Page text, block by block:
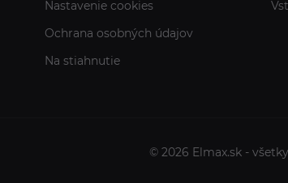
Nastavenie cookies
Ochrana osobných údajov
Na stiahnutie
© 2026 Elmax.sk -